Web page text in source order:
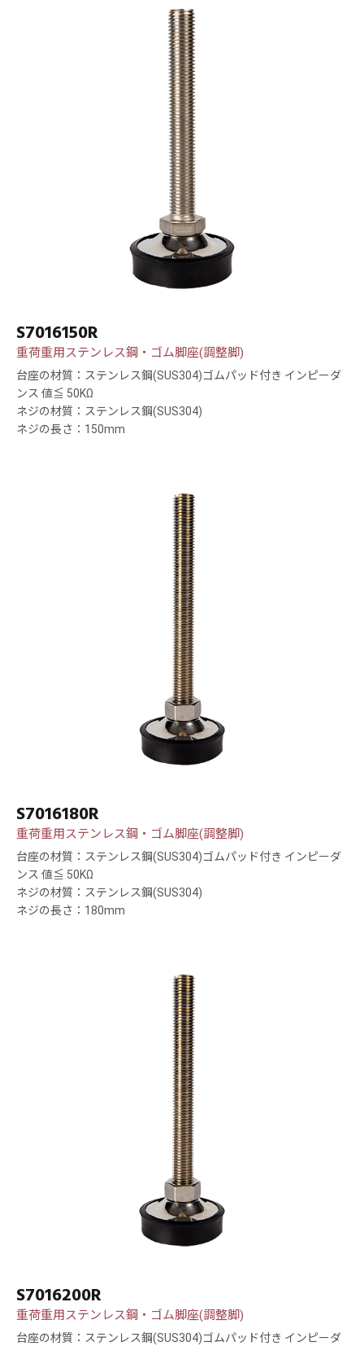
S7016150R
重荷重用ステンレス鋼・ゴム脚座(調整脚)
台座の材質：ステンレス鋼(SUS304)ゴムパッド付き インピーダ
ンス 値≦ 50KΩ
ネジの材質：ステンレス鋼(SUS304)
ネジの長さ：150mm
S7016180R
重荷重用ステンレス鋼・ゴム脚座(調整脚)
台座の材質：ステンレス鋼(SUS304)ゴムパッド付き インピーダ
ンス 値≦ 50KΩ
ネジの材質：ステンレス鋼(SUS304)
ネジの長さ：180mm
S7016200R
重荷重用ステンレス鋼・ゴム脚座(調整脚)
台座の材質：ステンレス鋼(SUS304)ゴムパッド付き インピーダ